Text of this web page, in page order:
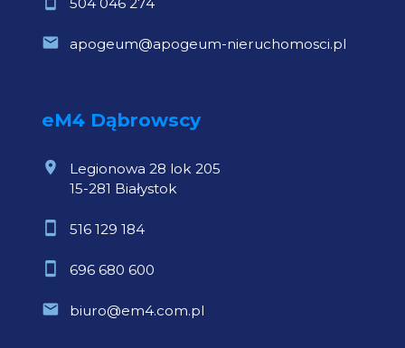
apogeum@apogeum-nieruchomosci.pl
eM4 Dąbrowscy
Legionowa 28 lok 205
15-281 Białystok
516 129 184
696 680 600
biuro@em4.com.pl